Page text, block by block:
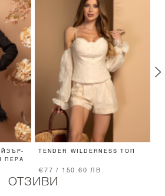
ПЕРА
TENDER WILDERNESS ТОП
€77 / 150.60 ЛВ.
ОТЗИВИ